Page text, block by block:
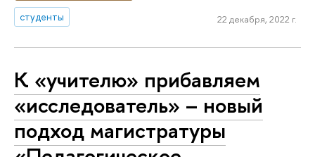
студенты
22 декабря, 2022 г.
К «учителю» прибавляем
«исследователь» – новый
подход магистратуры